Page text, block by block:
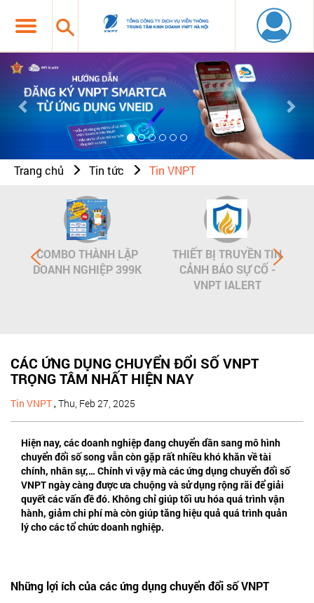
Previous
Trang chủ Tin tức Tin VNPT
COMBO THÀNH LẬP
DOANH NGHIỆP 399K
THIẾT BỊ TRUYỀN TIN
CẢNH BÁO SỰ CỐ -
VNPT IALERT
CÁC ỨNG DỤNG CHUYỂN ĐỔI SỐ VNPT
TRỌNG TÂM NHẤT HIỆN NAY
Tin VNPT,Thu, Feb 27, 2025
Hiện nay, các doanh nghiệp đang chuyển dần sang mô hình
chuyển đổi số song vẫn còn gặp rất nhiều khó khăn về tài
chính, nhân sự,… Chính vì vậy mà các ứng dụng chuyển đổi số
VNPT ngày càng được ưa chuộng và sử dụng rộng rãi để giải
quyết các vấn đề đó. Không chỉ giúp tối ưu hóa quá trình vận
hành, giảm chi phí mà còn giúp tăng hiệu quả quá trình quản
lý cho các tổ chức doanh nghiệp.
Những lợi ích của các ứng dụng chuyển đổi số VNPT